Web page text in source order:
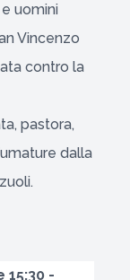
uomini
Vincenzo
contro la
pastora,
dalla
15:30 -